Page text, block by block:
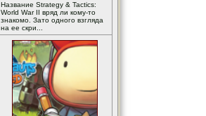
Название Strategy & Tactics:
World War II вряд ли кому-то
знакомо. Зато одного взгляда
на ее скри...